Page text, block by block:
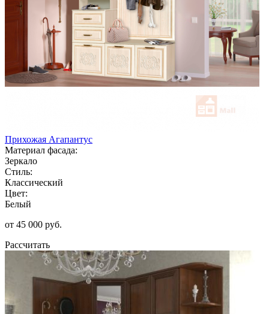
Прихожая Агапантус
Материал фасада:
Зеркало
Стиль:
Классический
Цвет:
Белый
от 45 000 руб.
Рассчитать